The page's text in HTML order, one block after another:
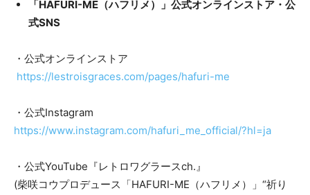
「HAFURI-ME（ハフリメ）」公式オンラインストア・公
式SNS
・公式オンラインストア
https://lestroisgraces.com/pages/hafuri-me
・公式Instagram
https://www.instagram.com/hafuri_me_official/?hl=ja
・公式YouTube『レトロワグラースch.』
(柴咲コウプロデュース「HAFURI-ME（ハフリメ）」“祈り